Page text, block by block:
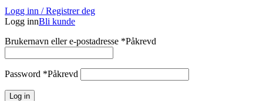
Logg inn / Registrer deg
Logg innBli kunde
Brukernavn eller e-postadresse *Påkrevd
Password *Påkrevd
Log in